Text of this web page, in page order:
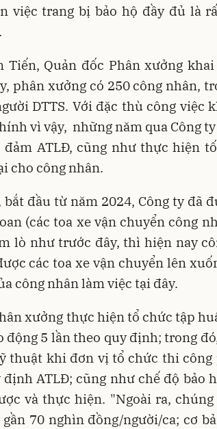
việc trang bị bảo hộ đầy đủ là
Tiến, Quản đốc Phân xưởng
phân xưởng có 250 công nhân,
DTTS. Với đặc thù công việc
vì vậy, những năm qua Công
đảm ATLĐ, cũng như thực hiện
cho công nhân.
bắt đầu từ năm 2024, Công ty đã
(các toa xe vận chuyển công
lò như trước đây, thì hiện nay
các toa xe vận chuyển lên
công nhân làm việc tại đây.
xưởng thực hiện tổ chức tập
động 5 lần theo quy định; trong
thuật khi đơn vị tổ chức thi công
ATLĐ; cũng như chế độ bảo
và thực hiện. "Ngoài ra,
gần 70 nghìn đồng/người/ca; cơ